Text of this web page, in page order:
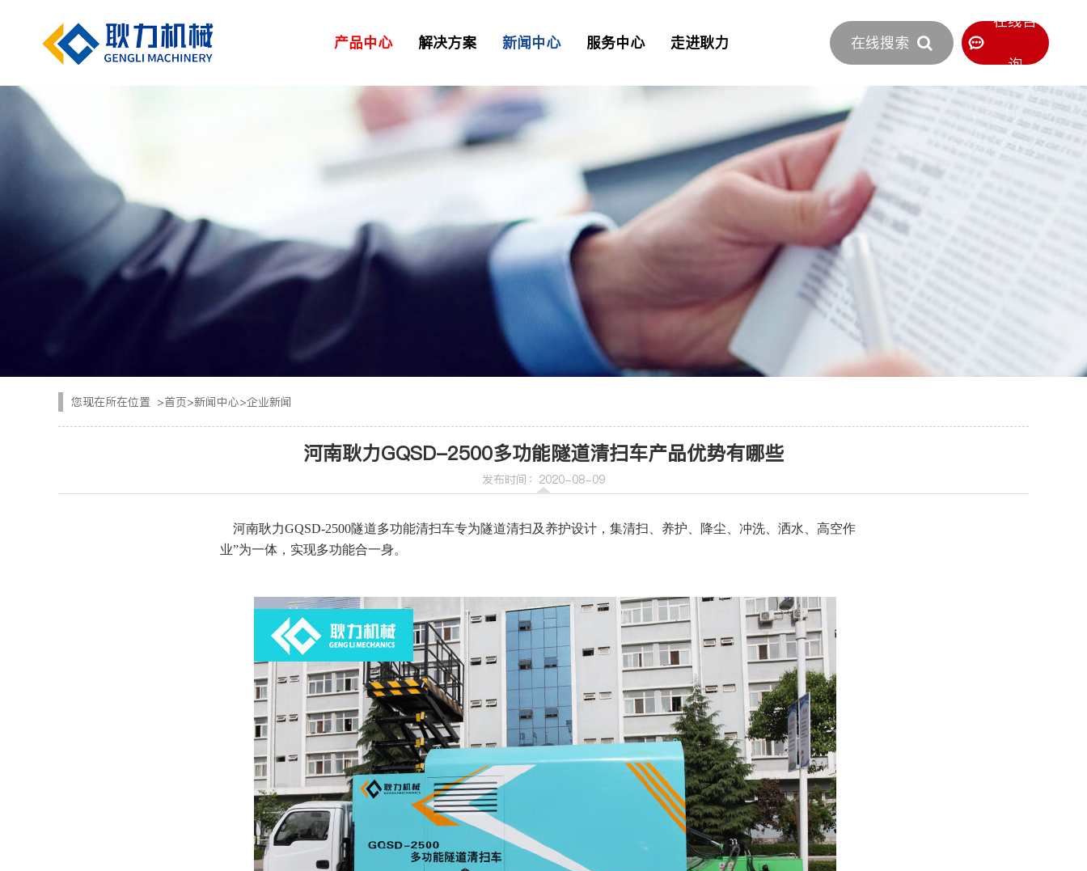
产品中心
产品设备 二衬台车 正品配件
矿用设备 UPS-20JTB混凝土喷射车
UPS-15JT矿用混凝土喷射车
SPB9-T 湿式混凝土喷射机
CYTJ76矿用掘进台车
GKF-60W矿用辅助喷射机械手
JSY-150矿用搅拌机
查看更多
湿喷设备
注浆设备
400-886-0516
解决方案
> 路桥
> 隧道
> 地下管廊
新闻中心
> 企业新闻
> 行业资讯
> 专题报道
服务中心
> 服务网络
> 常见问题
> 客户培训
> 我要报修
走进耿力
> 荣誉资质
> 工业园区
> 联系我们
在线搜索
在线咨
询
您现在所在位置 >首页>新闻中心>企业新闻
河南耿力GQSD-2500多功能隧道清扫车产品优势有哪些
发布时间：2020-08-09
河南耿力GQSD-2500隧道多功能清扫车专为隧道清扫及养护设计，集清扫、养护、降尘、冲洗、洒水、高空作
业”为一体，实现多功能合一身。